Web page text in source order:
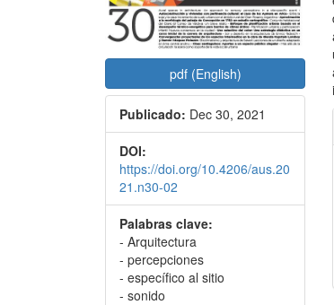
pdf (English)
Publicado: Dec 30, 2021
DOI:
https://doi.org/10.4206/aus.20
21.n30-02
Palabras clave:
- Arquitectura
- percepciones
- específico al sitio
- sonido